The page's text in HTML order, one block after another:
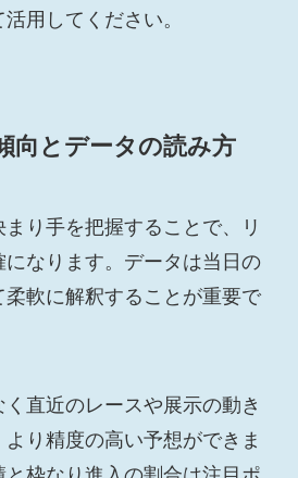
用してください。
向とデータの読み方
り手を把握することで、リ
なります。データは当日の
軟に解釈することが重要で
直近のレースや展示の動き
り精度の高い予想ができま